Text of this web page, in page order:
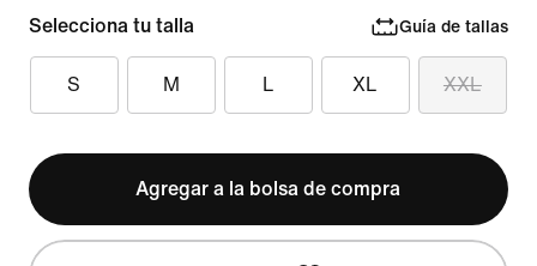
Selecciona tu talla Guía de tallas
S M L XL XXL
Agregar a la bolsa de compra